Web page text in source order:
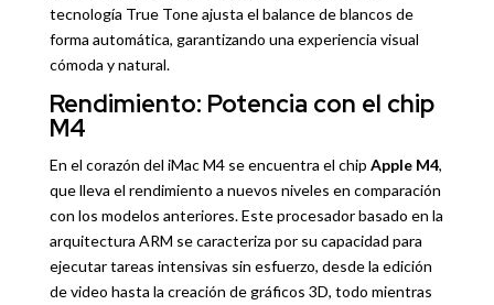
tecnología True Tone ajusta el balance de blancos de
forma automática, garantizando una experiencia visual
cómoda y natural.
Rendimiento: Potencia con el chip
M4
En el corazón del iMac M4 se encuentra el chip Apple M4,
que lleva el rendimiento a nuevos niveles en comparación
con los modelos anteriores. Este procesador basado en la
arquitectura ARM se caracteriza por su capacidad para
ejecutar tareas intensivas sin esfuerzo, desde la edición
de video hasta la creación de gráficos 3D, todo mientras